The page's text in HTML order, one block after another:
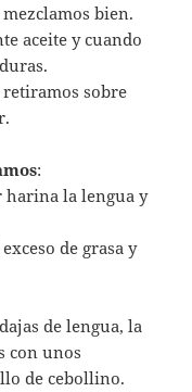
bien.
aceite y cuando
sobre
:
harina la lengua y
de grasa y
de lengua, la
con unos
de cebollino.